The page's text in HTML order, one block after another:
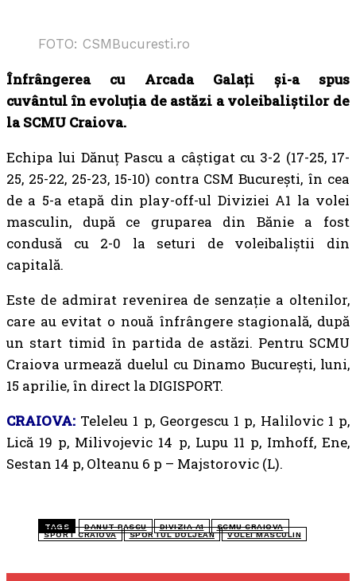
FOTO: CSMBucuresti.ro
Înfrângerea cu Arcada Galați și-a spus
cuvântul în evoluția de astăzi a voleibaliștilor de
la SCMU Craiova.
Echipa lui Dănuț Pascu a câștigat cu 3-2 (17-25, 17-
25, 25-22, 25-23, 15-10) contra CSM București, în cea
de a 5-a etapă din play-off-ul Diviziei A1 la volei
masculin, după ce gruparea din Bănie a fost
condusă cu 2-0 la seturi de voleibaliștii din
capitală.
Este de admirat revenirea de senzație a oltenilor,
care au evitat o nouă înfrângere stagională, după
un start timid în partida de astăzi. Pentru SCMU
Craiova urmează duelul cu Dinamo București, luni,
15 aprilie, în direct la DIGISPORT.
CRAIOVA: Teleleu 1 p, Georgescu 1 p, Halilovic 1 p,
Lică 19 p, Milivojevic 14 p, Lupu 11 p, Imhoff, Ene,
Sestan 14 p, Olteanu 6 p – Majstorovic (L).
TAGS DANUT PASCU DIVIZIA A1
SCMU CRAIOVA
SPORT CRAIOVA
SPORTUL DOLJEAN VOLEI MASCULIN